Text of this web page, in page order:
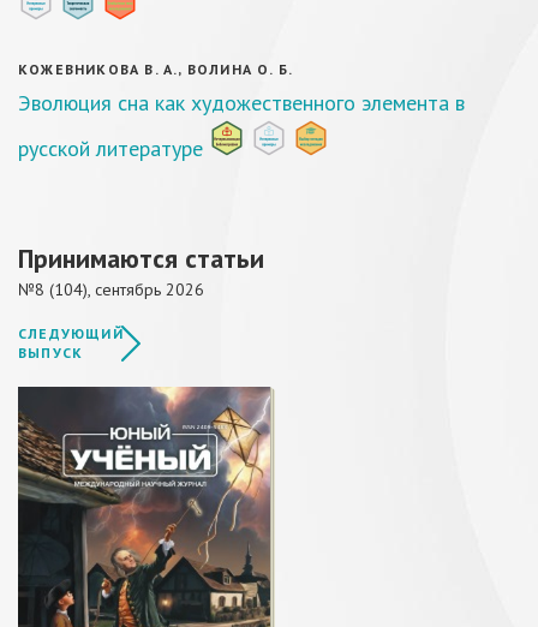
КОЖЕВНИКОВА В. А., ВОЛИНА О. Б.
Эволюция сна как художественного элемента в
русской литературе
Принимаются статьи
№8 (104), сентябрь 2026
СЛЕДУЮЩИЙ
ВЫПУСК